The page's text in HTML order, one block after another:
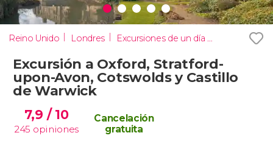
Reino Unido Londres Excursiones de un día desde Londres
Excursión a Oxford, Stratford-
upon-Avon, Cotswolds y Castillo
de Warwick
7,9 / 10
245 opiniones
Cancelación
gratuita